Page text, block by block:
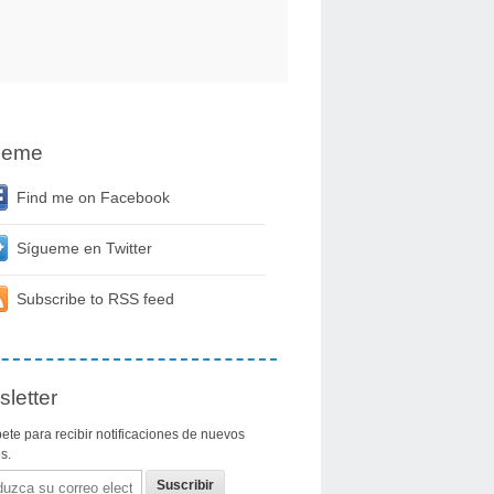
Find me on Facebook
Sígueme en Twitter
Subscribe to RSS feed
para recibir notificaciones de nuevos